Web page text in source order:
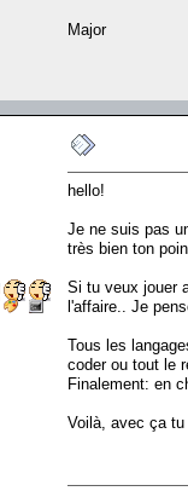
Major
hello!
Je ne suis pas
très bien ton
Si tu veux jouer
l'affaire.. Je
Tous les
coder ou tout le
Finalement: en
Voilà, avec ça